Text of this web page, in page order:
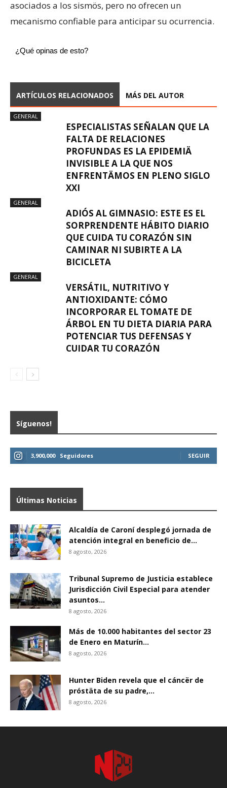
asociados a los sismös, pero no ofrecen un
mecanismo confiable para anticipar su ocurrencia.
¿Qué opinas de esto?
ARTÍCULOS RELACIONADOS MÁS DEL AUTOR
GENERAL
ESPECIALISTAS SEÑALAN QUE LA
FALTA DE RELACIONES
PROFUNDAS ES LA EPIDEMIÄ
INVISIBLE A LA QUE NOS
ENFRENTÄMOS EN PLENO SIGLO
XXI
GENERAL
ADIÓS AL GIMNASIO: ESTE ES EL
SORPRENDENTE HÁBITO DIARIO
QUE CUIDA TU CORAZÓN SIN
CAMINAR NI SUBIRTE A LA
BICICLETA
GENERAL
VERSÁTIL, NUTRITIVO Y
ANTIOXIDANTE: CÓMO
INCORPORAR EL TOMATE DE
ÁRBOL EN TU DIETA DIARIA PARA
POTENCIAR TUS DEFENSAS Y
CUIDAR TU CORAZÓN
Síguenos!
3,900,000 Seguidores SEGUIR
Últimas Noticias
Alcaldía de Caroní desplegó jornada de
atención integral en beneficio de...
8 agosto, 2026
Tribunal Supremo de Justicia establece
Jurisdicción Civil Especial para atender
asuntos...
8 agosto, 2026
Más de 10.000 habitantes del sector 23
de Enero en Maturín...
8 agosto, 2026
Hunter Biden revela que el cáncër de
próstäta de su padre,...
8 agosto, 2026